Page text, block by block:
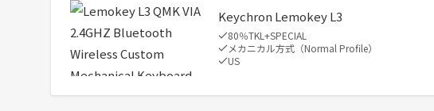
Keychron Lemokey L3
80％TKL+SPECIAL
メカニカル方式（Normal Profile）
US